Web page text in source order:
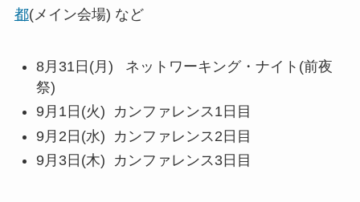
都(メイン会場) など
8月31日(月) ネットワーキング・ナイト(前夜
祭)
9月1日(火) カンファレンス1日目
9月2日(水) カンファレンス2日目
9月3日(木) カンファレンス3日目